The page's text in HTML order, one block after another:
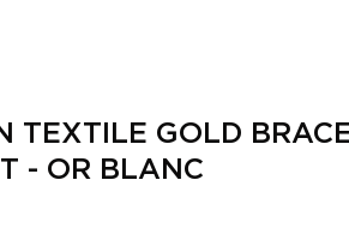
TEXTILE GOLD
- OR BLANC